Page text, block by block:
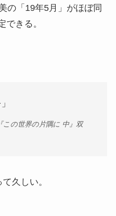
の「19年5月」がほぼ同
できる。
この世界の片隅に 中』双
久しい。